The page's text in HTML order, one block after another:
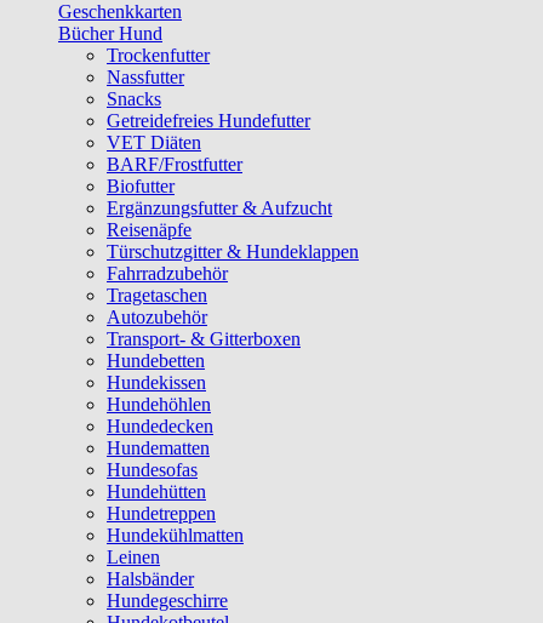
Geschenkkarten
Bücher Hund
Trockenfutter
Nassfutter
Snacks
Getreidefreies Hundefutter
VET Diäten
BARF/Frostfutter
Biofutter
Ergänzungsfutter & Aufzucht
Reisenäpfe
Türschutzgitter & Hundeklappen
Fahrradzubehör
Tragetaschen
Autozubehör
Transport- & Gitterboxen
Hundebetten
Hundekissen
Hundehöhlen
Hundedecken
Hundematten
Hundesofas
Hundehütten
Hundetreppen
Hundekühlmatten
Leinen
Halsbänder
Hundegeschirre